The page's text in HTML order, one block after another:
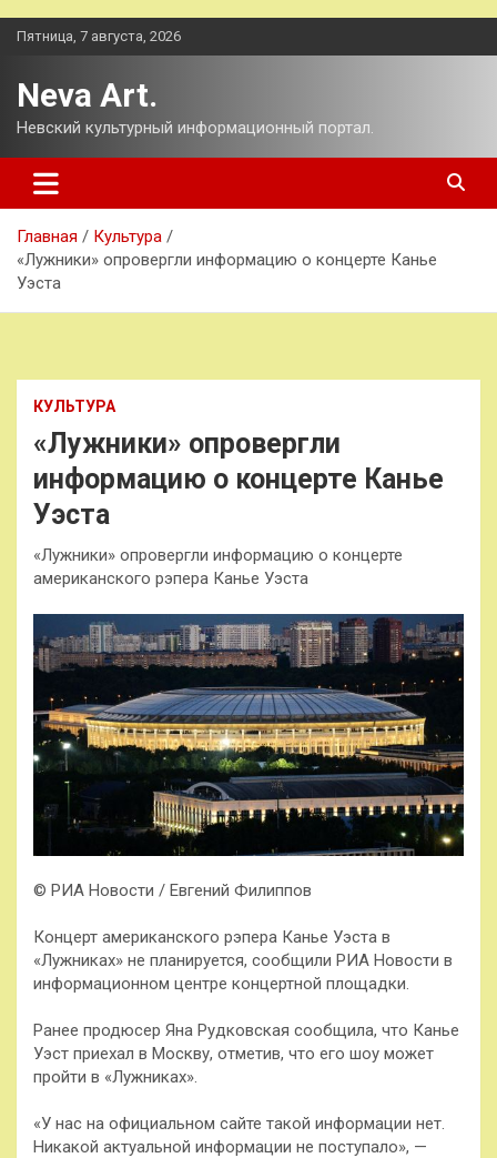
Перейти
Пятница, 7 августа, 2026
Neva Art.
Невский культурный информационный портал.
Главная
Культура
«Лужники» опровергли информацию о концерте Канье
Уэста
КУЛЬТУРА
«Лужники» опровергли
информацию о концерте Канье
Уэста
«Лужники» опровергли информацию о концерте
американского рэпера Канье Уэста
© РИА Новости / Евгений Филиппов
Концерт американского рэпера Канье Уэста в
«Лужниках» не планируется, сообщили РИА Новости в
информационном центре концертной площадки.
Ранее продюсер Яна Рудковская сообщила, что Канье
Уэст приехал в Москву, отметив, что его шоу может
пройти в «Лужниках».
«У нас на официальном сайте такой информации нет.
Никакой актуальной информации не поступало», —